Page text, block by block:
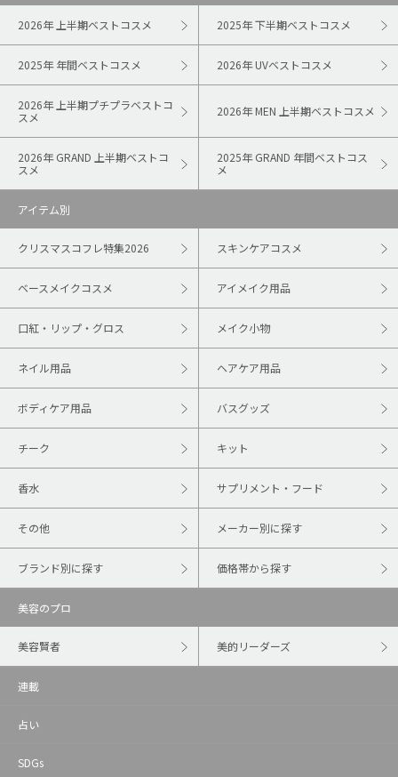
2026年 上半期ベストコスメ 2025年 下半期ベストコスメ
2025年 年間ベストコスメ 2026年 UVベストコスメ
2026年 上半期プチプラベストコ
スメ
2026年 MEN 上半期ベストコスメ
2026年 GRAND 上半期ベストコ
スメ
2025年 GRAND 年間ベストコス
メ
アイテム別
クリスマスコフレ特集2026 スキンケアコスメ
ベースメイクコスメ アイメイク用品
口紅・リップ・グロス メイク小物
ネイル用品 ヘアケア用品
ボディケア用品 バスグッズ
チーク キット
香水 サプリメント・フード
その他 メーカー別に探す
ブランド別に探す 価格帯から探す
美容のプロ
美容賢者 美的リーダーズ
連載
占い
SDGs